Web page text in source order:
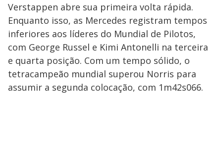
Verstappen abre sua primeira volta rápida.
Enquanto isso, as Mercedes registram tempos
inferiores aos líderes do Mundial de Pilotos,
com George Russel e Kimi Antonelli na terceira
e quarta posição. Com um tempo sólido, o
tetracampeão mundial superou Norris para
assumir a segunda colocação, com 1m42s066.